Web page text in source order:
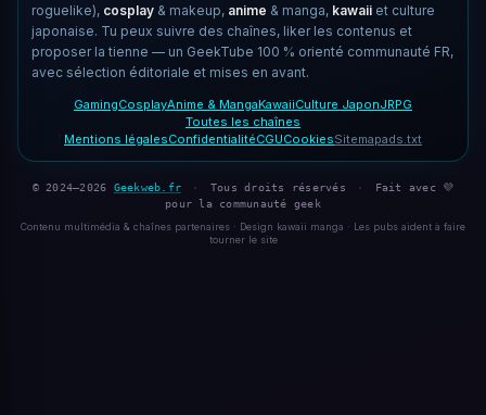
roguelike), cosplay & makeup, anime & manga, kawaii et culture
japonaise. Tu peux suivre des chaînes, liker les contenus et
proposer la tienne — un GeekTube 100 % orienté communauté FR,
avec sélection éditoriale et mises en avant.
GamingCosplayAnime & MangaKawaiiCulture JaponJRPG
Toutes les chaînes
Mentions légalesConfidentialitéCGUCookiesSitemapads.txt
© 2024–2026 Geekweb.fr · Tous droits réservés ·
Fait avec 💜
pour la communauté geek
Contenu multimédia & chaînes partenaires · Design kawaii manga · Les pubs aident à faire
tourner le site